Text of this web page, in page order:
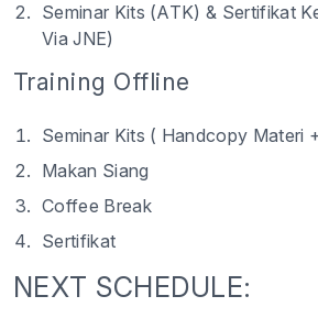
Seminar Kits (ATK) & Sertifikat
Via JNE)
Training Offline
Seminar Kits ( Handcopy Materi
Makan Siang
Coffee Break
Sertifikat
NEXT SCHEDULE: